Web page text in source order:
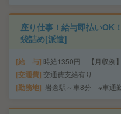
座り仕事！給与即払いOK
袋詰め[派遣]
給 与 時給1350円 【月収例
交通費 交通費支給有り
勤務地 岩倉駅～車8分 ※車通